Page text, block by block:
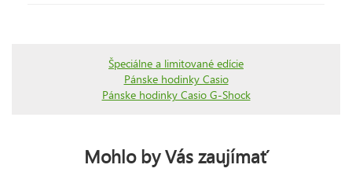
Špeciálne a limitované edície
Pánske hodinky Casio
Pánske hodinky Casio G-Shock
Mohlo by Vás zaujímať